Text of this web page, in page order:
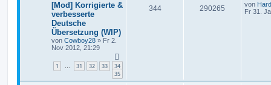
[Mod] Korrigierte &
verbesserte
Deutsche
Übersetzung (WIP)
von Cowboy28 » Fr 2.
Nov 2012, 21:29
1 … 31 32 33
34
35
344 290265 von
Fr 31.